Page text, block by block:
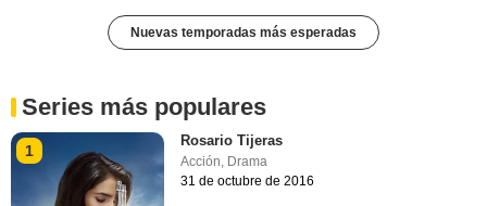
Nuevas temporadas más esperadas
Series más populares
1
Rosario Tijeras
Acción, Drama
31 de octubre de 2016